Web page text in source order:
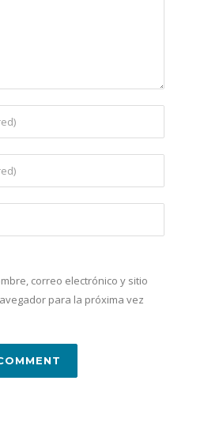
correo electrónico y sitio
para la próxima vez